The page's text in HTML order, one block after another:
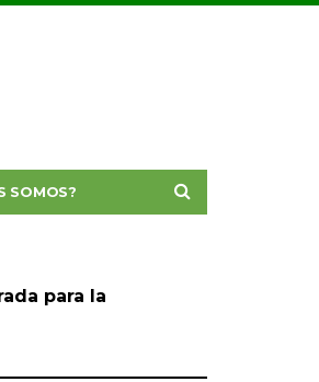
SOMOS?
para la